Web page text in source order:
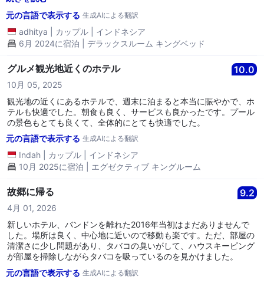
ちよく、プールサイドでリラックスできます。 ジムもまずまずで
す。 ⭐⭐⭐⭐⭐⭐
元の言語で表示する 生成AIによる翻訳
adhitya カップル
インドネシア
6月 2024に宿泊 | デラックスルーム キングベッド
グルメ観光地近くのホテル 10.0
10月 05, 2025
観光地の近くにあるホテルで、週末に泊まると本当に賑やかで、ホ
テルも快適でした。朝食も良く、サービスも良かったです。プール
の景色もとても良くて、全体的にとても快適でした。
元の言語で表示する 生成AIによる翻訳
Indah カップル
インドネシア
10月 2025に宿泊 | エグゼクティブ キングルーム
故郷に帰る 9.2
4月 01, 2026
新しいホテル、バンドンを離れた2016年当初はまだありませんで
した。場所は良く、中心地に近いので移動も楽です。ただ、部屋の
清潔さに少し問題があり、タバコの臭いがして、ハウスキーピング
が部屋を掃除しながらタバコを吸っているのを見かけました。
元の言語で表示する 生成AIによる翻訳